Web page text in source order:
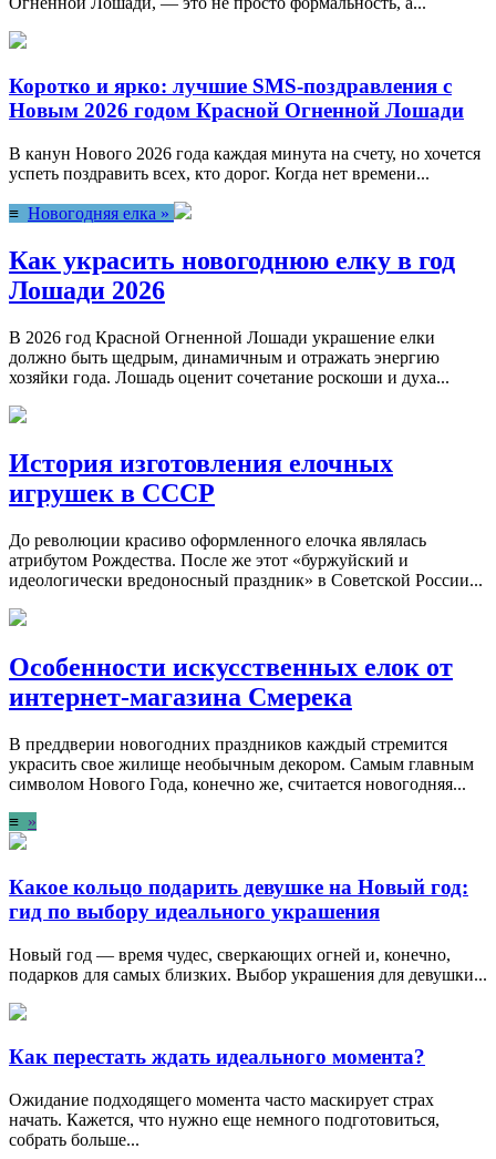
Коротко и ярко: лучшие SMS-поздравления с
Новым 2026 годом Красной Огненной Лошади
В канун Нового 2026 года каждая минута на счету, но хочется
успеть поздравить всех, кто дорог. Когда нет времени...
≡ Новогодняя елка »
Как украсить новогоднюю елку в год
Лошади 2026
В 2026 год Красной Огненной Лошади украшение елки
должно быть щедрым, динамичным и отражать энергию
хозяйки года. Лошадь оценит сочетание роскоши и духа...
История изготовления елочных
игрушек в СССР
До революции красиво оформленного елочка являлась
атрибутом Рождества. После же этот «буржуйский и
идеологически вредоносный праздник» в Советской России...
Особенности искусственных елок от
интернет-магазина Смерека
В преддверии новогодних праздников каждый стремится
украсить свое жилище необычным декором. Самым главным
символом Нового Года, конечно же, считается новогодняя...
≡ »
Какое кольцо подарить девушке на Новый год:
гид по выбору идеального украшения
Новый год — время чудес, сверкающих огней и, конечно,
подарков для самых близких. Выбор украшения для девушки...
Как перестать ждать идеального момента?
Ожидание подходящего момента часто маскирует страх
начать. Кажется, что нужно еще немного подготовиться,
собрать больше...